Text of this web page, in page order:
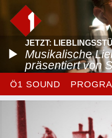
JETZT:
Musikalische
präsentiert von
Ö1 SOUND